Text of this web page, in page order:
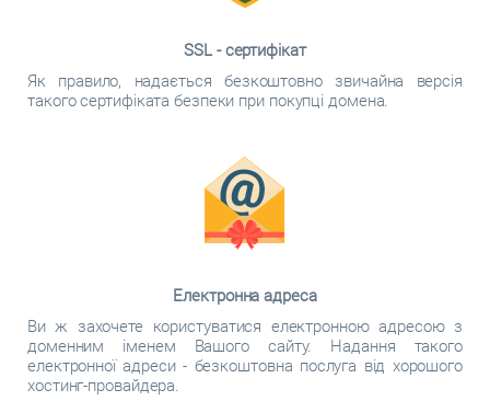
SSL - сертифікат
Як правило, надається безкоштовно звичайна версія
такого сертифіката безпеки при покупці домена.
Електронна адреса
Ви ж захочете користуватися електронною адресою з
доменним іменем Вашого сайту. Надання такого
електронної адреси - безкоштовна послуга від хорошого
хостинг-провайдера.